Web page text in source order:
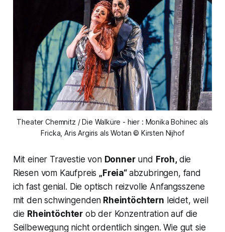
Theater Chemnitz / Die Walküre - hier : Monika Bohinec als
Fricka, Aris Argiris als Wotan © Kirsten Nijhof
Mit einer Travestie von Donner und Froh, die
Riesen vom Kaufpreis „Freia“ abzubringen, fand
ich fast genial. Die optisch reizvolle Anfangsszene
mit den schwingenden Rheintöchtern leidet, weil
die Rheintöchter ob der Konzentration auf die
Seilbewegung nicht ordentlich singen. Wie gut sie